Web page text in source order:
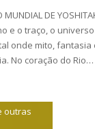
MUNDIAL DE
e o traço, o
onde mito,
No coração do Rio…
outras